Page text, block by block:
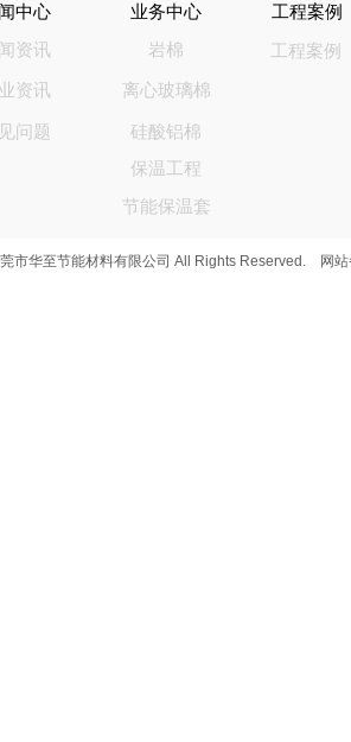
中心 业务中心
工程案例
资讯
资讯
问题
岩棉
离心玻璃棉
硅酸铝棉
保温工程
节能保温套
工程案例
市华至节能材料有限公司 All Rights Reserved. 网站